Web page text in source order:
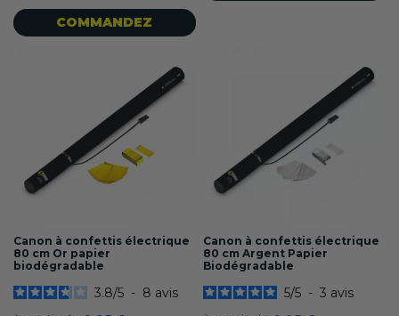
COMMANDEZ
Canon à confettis électrique
80 cm Or papier
biodégradable
3.8/5 - 8 avis
Canon à confettis électrique
80 cm Argent Papier
Biodégradable
5/5 - 3 avis